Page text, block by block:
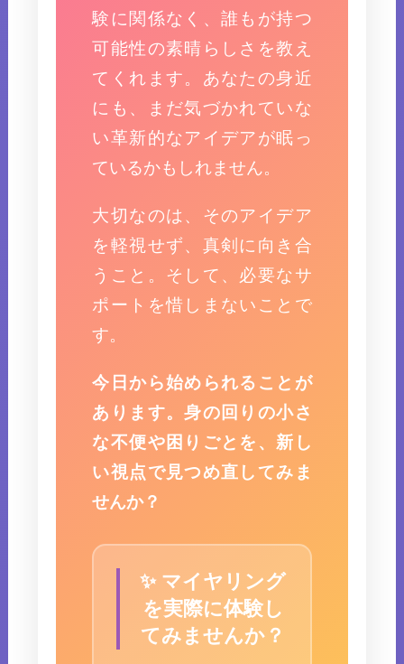
験に関係なく、誰もが持つ
可能性の素晴らしさを教え
てくれます。あなたの身近
にも、まだ気づかれていな
い革新的なアイデアが眠っ
ているかもしれません。
大切なのは、そのアイデア
を軽視せず、真剣に向き合
うこと。そして、必要なサ
ポートを惜しまないことで
す。
今日から始められることが
あります。身の回りの小さ
な不便や困りごとを、新し
い視点で見つめ直してみま
せんか？
✨ マイヤリング
を実際に体験し
てみませんか？